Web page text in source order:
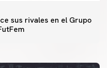
sus rivales en el Grupo
CF 7/8/2026